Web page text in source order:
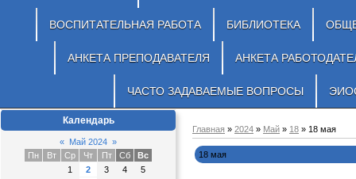
ВОСПИТАТЕЛЬНАЯ РАБОТА БИБЛИОТЕКА
АНКЕТА ПРЕПОДАВАТЕЛЯ АНКЕТА
ЧАСТО ЗАДАВАЕМЫЕ ВОПРОСЫ
Календарь
« Май 2024 »
Пн
Вт Ср Чт Пт Сб
Вс
1
2 3 4
5
Главная » 2024 » Май » 18 » 18 мая
18 мая